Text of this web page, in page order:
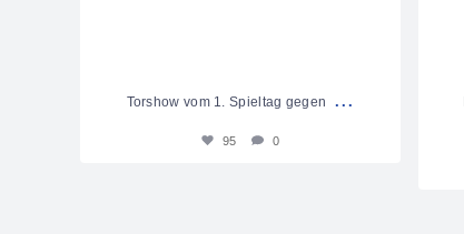
Torshow vom 1. Spieltag gegen ...
95 0